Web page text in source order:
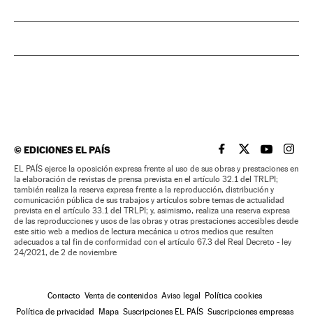
©EDICIONES EL PAÍS EL PAÍS BRASIL EN
EL PAÍSEL PAÍS
EL
EL PAÍS ejerce la oposición expresa frente al uso de sus obras y prestaciones en
la elaboración de revistas de prensa prevista en el artículo 32.1 del TRLPI;
también realiza la reserva expresa frente a la reproducción, distribución y
comunicación pública de sus trabajos y artículos sobre temas de actualidad
prevista en el artículo 33.1 del TRLPI; y, asimismo, realiza una reserva expresa
de las reproducciones y usos de las obras y otras prestaciones accesibles desde
este sitio web a medios de lectura mecánica u otros medios que resulten
adecuados a tal fin de conformidad con el artículo 67.3 del Real Decreto - ley
24/2021, de 2 de noviembre
Contacto Venta de contenidos Aviso legal
Política cookies
Política de privacidad
Mapa Suscripciones EL PAÍS Suscripciones empresas